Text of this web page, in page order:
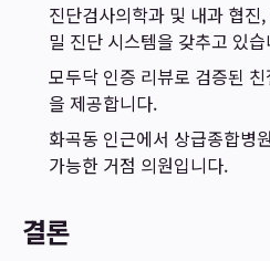
진단검사의학과 및 내과 협
밀 진단 시스템을 갖추고 있
모두닥 인증 리뷰로 검증된
을 제공합니다.
화곡동 인근에서 상급종합병
가능한 거점 의원입니다.
결론